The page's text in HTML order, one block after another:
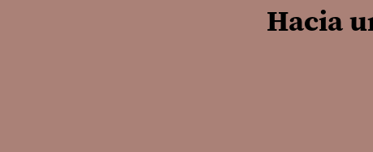
Hacia